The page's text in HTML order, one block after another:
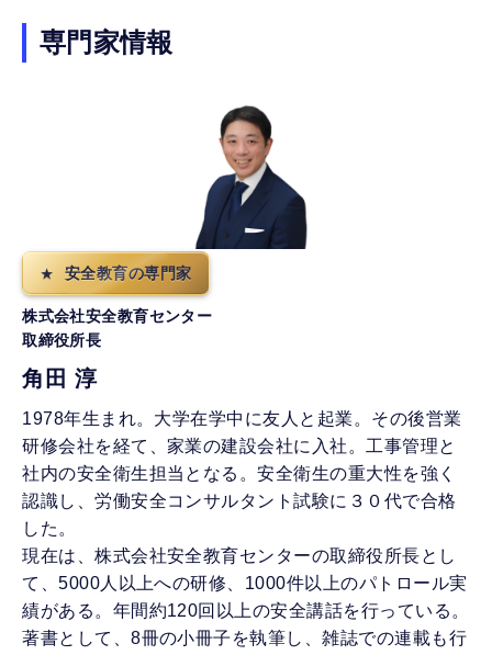
専門家情報
安全教育の専門家
株式会社安全教育センター
取締役所長
角田 淳
1978年生まれ。大学在学中に友人と起業。その後営業
研修会社を経て、家業の建設会社に入社。工事管理と
社内の安全衛生担当となる。安全衛生の重大性を強く
認識し、労働安全コンサルタント試験に３０代で合格
した。
現在は、株式会社安全教育センターの取締役所長とし
て、5000人以上への研修、1000件以上のパトロール実
績がある。年間約120回以上の安全講話を行っている。
著書として、8冊の小冊子を執筆し、雑誌での連載も行